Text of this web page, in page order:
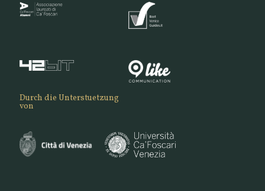
Durch die Unterstuetzung
von